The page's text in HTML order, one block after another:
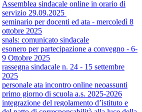
Assemblea sindacale online in orario di
servizio 29.09.2025
seminario per docenti ed ata - mercoledì 8
ottobre 2025
snals: comunicato sindacale
esonero per partecipazione a convegno - 6-
9 Ottobre 2025
rassegna sindacale n. 24 - 15 settembre
2025
personale ata incontro online neoassunti
primo giorno di scuola a.s. 2025-2026
integrazione del regolamento d’istituto e